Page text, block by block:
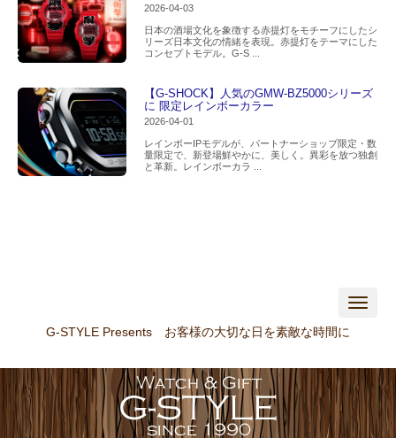
2026-04-03
日本の酒場文化を象徴する赤提灯をモチーフにしたシ
リーズ日本文化の情緒を表現。赤提灯をテーマにした
コンセプトモデル。G-S ...
【G-SHOCK】人気のGMW-BZ5000シリーズ
に 限定レインボーカラー
2026-04-01
レインボーIPモデルが、パートナーショップ限定・数
量限定で、新登場鮮やかに、美しく。異彩を放つ独創
と革新。レインボーカラ ...
N
t
i
o
n
G-STYLE Presents お客様の大切な日を素敵な時間に